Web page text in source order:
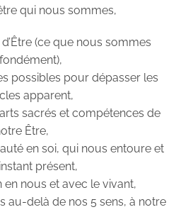
qui nous sommes,
(ce que nous sommes
possibles pour dépasser les
apparent,
sacrés et compétences de
Être,
en soi, qui nous entoure et
présent,
en nous et avec le vivant,
au-delà de nos 5 sens, à notre